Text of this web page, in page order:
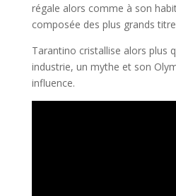
régale alors comme à son
composée des plus grands
Tarantino cristallise alors plus
industrie, un mythe et son
influence.